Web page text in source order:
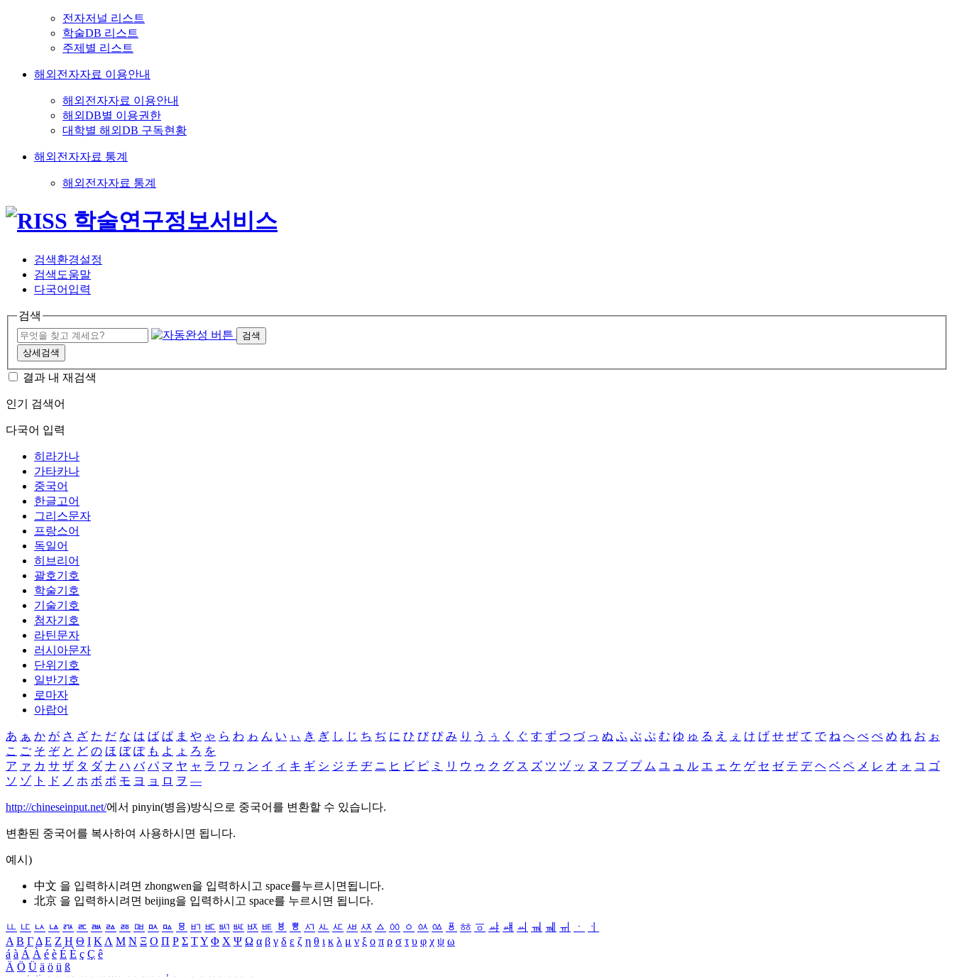
전자저널 리스트
학술DB 리스트
주제별 리스트
해외전자자료 이용안내
해외전자자료 이용안내
해외DB별 이용권한
대학별 해외DB 구독현황
해외전자자료 통계
해외전자자료 통계
검색환경설정
검색도움말
다국어입력
검색
검색
상세검색
결과 내 재검색
인기 검색어
다국어 입력
히라가나
가타카나
중국어
한글고어
그리스문자
프랑스어
독일어
히브리어
괄호기호
학술기호
기술기호
첨자기호
라틴문자
러시아문자
단위기호
일반기호
로마자
아랍어
あ ぁ か が さ ざ た だ な は ば ぱ ま や ゃ ら わ ゎ ん い ぃ き ぎ し じ ち ぢ に ひ び ぴ み り う ぅ く ぐ す ず つ づ っ ぬ ふ ぶ ぷ む ゆ ゅ る え ぇ け げ せ ぜ て で ね へ べ ぺ め れ お ぉ
こ ご そ ぞ と ど の ほ ぼ ぽ も よ ょ ろ を
ア ァ カ サ ザ タ ダ ナ ハ バ パ マ ヤ ャ ラ ワ ヮ ン イ ィ キ ギ シ ジ チ ヂ ニ ヒ ビ ピ ミ リ ウ ゥ ク グ ス ズ ツ ヅ ッ ヌ フ ブ プ ム ユ ュ ル エ ェ ケ ゲ セ ゼ テ デ ヘ ベ ペ メ レ オ ォ コ ゴ
ソ ゾ ト ド ノ ホ ボ ポ モ ヨ ョ ロ ヲ ―
http://chineseinput.net/에서 pinyin(병음)방식으로 중국어를 변환할 수 있습니다.
변환된 중국어를 복사하여 사용하시면 됩니다.
예시)
中文 을 입력하시려면 zhongwen을 입력하시고 space를누르시면됩니다.
北京 을 입력하시려면 beijing을 입력하시고 space를 누르시면 됩니다.
ㅥ ㅦ ㅧ ㅨ ㅩ ㅪ ㅫ ㅬ ㅭ ㅮ ㅯ ㅰ ㅱ ㅲ ㅳ ㅴ ㅵ ㅶ ㅷ ㅸ ㅹ ㅺ ㅻ ㅼ ㅽ ㅾ ㅿ ㆀ ㆁ ㆂ ㆃ ㆄ ㆅ ㆆ ㆇ ㆈ ㆉ ㆊ ㆋ ㆌ ㆍ
ㆎ
Α Β ΓΔ Ε Ζ Η Θ Ι ΚΛ Μ Ν Ξ Ο Π Ρ Σ ΤΥ Φ Χ Ψ Ω α β γ δ ε ζ η θ ι κ λ μ ν ξ ο π ρ σ τ υ φ χ ψ ω
á à Á À é è É È ç Ç ê
Ä Ö Ü ä ö ü ß